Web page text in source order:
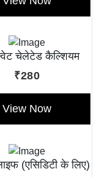
चेलेटेड कैल्शियम
टॉनिक
₹280
View Now
(एसिडिटी के लिए)